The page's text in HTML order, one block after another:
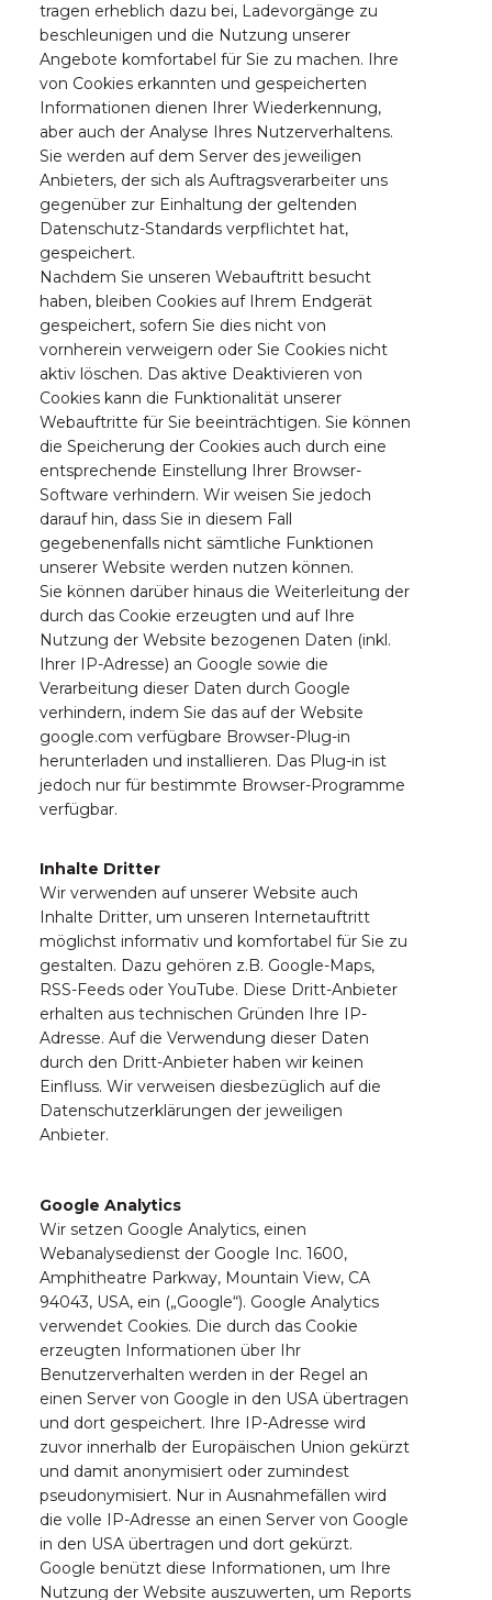
tragen erheblich dazu bei, Ladevorgänge zu
beschleunigen und die Nutzung unserer
Angebote komfortabel für Sie zu machen. Ihre
von Cookies erkannten und gespeicherten
Informationen dienen Ihrer Wiederkennung,
aber auch der Analyse Ihres Nutzerverhaltens.
Sie werden auf dem Server des jeweiligen
Anbieters, der sich als Auftragsverarbeiter uns
gegenüber zur Einhaltung der geltenden
Datenschutz-Standards verpflichtet hat,
gespeichert.
Nachdem Sie unseren Webauftritt besucht
haben, bleiben Cookies auf Ihrem Endgerät
gespeichert, sofern Sie dies nicht von
vornherein verweigern oder Sie Cookies nicht
aktiv löschen. Das aktive Deaktivieren von
Cookies kann die Funktionalität unserer
Webauftritte für Sie beeinträchtigen. Sie können
die Speicherung der Cookies auch durch eine
entsprechende Einstellung Ihrer Browser-
Software verhindern. Wir weisen Sie jedoch
darauf hin, dass Sie in diesem Fall
gegebenenfalls nicht sämtliche Funktionen
unserer Website werden nutzen können.
Sie können darüber hinaus die Weiterleitung der
durch das Cookie erzeugten und auf Ihre
Nutzung der Website bezogenen Daten (inkl.
Ihrer IP-Adresse) an Google sowie die
Verarbeitung dieser Daten durch Google
verhindern, indem Sie das auf der Website
google.com verfügbare Browser-Plug-in
herunterladen und installieren. Das Plug-in ist
jedoch nur für bestimmte Browser-Programme
verfügbar.
Inhalte Dritter
Wir verwenden auf unserer Website auch
Inhalte Dritter, um unseren Internetauftritt
möglichst informativ und komfortabel für Sie zu
gestalten. Dazu gehören z.B. Google-Maps,
RSS-Feeds oder YouTube. Diese Dritt-Anbieter
erhalten aus technischen Gründen Ihre IP-
Adresse. Auf die Verwendung dieser Daten
durch den Dritt-Anbieter haben wir keinen
Einfluss. Wir verweisen diesbezüglich auf die
Datenschutzerklärungen der jeweiligen
Anbieter.
Google Analytics
Wir setzen Google Analytics, einen
Webanalysedienst der Google Inc. 1600,
Amphitheatre Parkway, Mountain View, CA
94043, USA, ein („Google“). Google Analytics
verwendet Cookies. Die durch das Cookie
erzeugten Informationen über Ihr
Benutzerverhalten werden in der Regel an
einen Server von Google in den USA übertragen
und dort gespeichert. Ihre IP-Adresse wird
zuvor innerhalb der Europäischen Union gekürzt
und damit anonymisiert oder zumindest
pseudonymisiert. Nur in Ausnahmefällen wird
die volle IP-Adresse an einen Server von Google
in den USA übertragen und dort gekürzt.
Google benützt diese Informationen, um Ihre
Nutzung der Website auszuwerten, um Reports